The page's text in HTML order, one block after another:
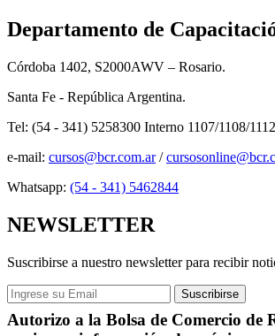
Departamento de
Córdoba 1402, S2000AWV – Rosario.
Santa Fe - República Argentina.
Tel: (54 - 341) 5258300 Interno 1107/1108/1112
e-mail: cursos@bcr.com.ar/
Whatsapp: (54 - 341) 5462844
NEWSLETTER
Suscribirse a nuestro newsletter para recibir
Autorizo a la Bolsa de Comercio de